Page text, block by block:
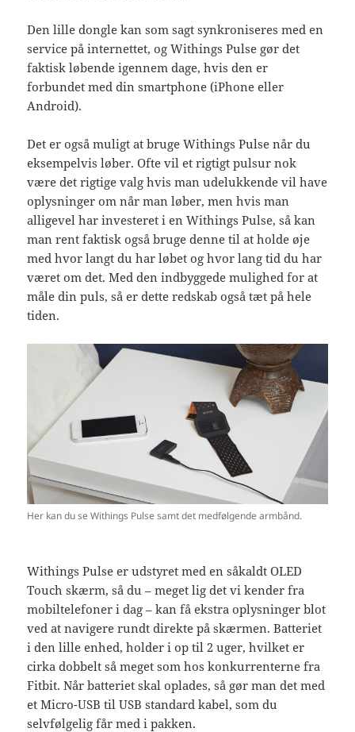
Den lille dongle kan som sagt synkroniseres med en
service på internettet, og Withings Pulse gør det
faktisk løbende igennem dage, hvis den er
forbundet med din smartphone (iPhone eller
Android).
Det er også muligt at bruge Withings Pulse når du
eksempelvis løber. Ofte vil et rigtigt pulsur nok
være det rigtige valg hvis man udelukkende vil have
oplysninger om når man løber, men hvis man
alligevel har investeret i en Withings Pulse, så kan
man rent faktisk også bruge denne til at holde øje
med hvor langt du har løbet og hvor lang tid du har
været om det. Med den indbyggede mulighed for at
måle din puls, så er dette redskab også tæt på hele
tiden.
Her kan du se Withings Pulse samt det medfølgende armbånd.
Withings Pulse er udstyret med en såkaldt OLED
Touch skærm, så du – meget lig det vi kender fra
mobiltelefoner i dag – kan få ekstra oplysninger blot
ved at navigere rundt direkte på skærmen. Batteriet
i den lille enhed, holder i op til 2 uger, hvilket er
cirka dobbelt så meget som hos konkurrenterne fra
Fitbit. Når batteriet skal oplades, så gør man det med
et Micro-USB til USB standard kabel, som du
selvfølgelig får med i pakken.